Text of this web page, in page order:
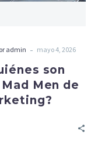
admin - mayo 4, 2026
son
Mad Men de